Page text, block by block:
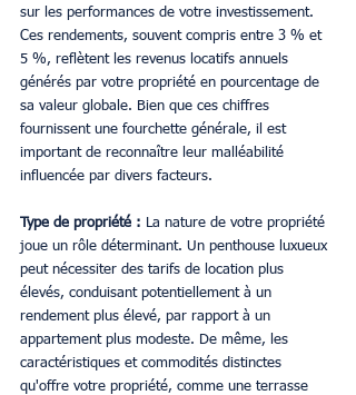
sur les performances de votre investissement.
Ces rendements, souvent compris entre 3 % et
5 %, reflètent les revenus locatifs annuels
générés par votre propriété en pourcentage de
sa valeur globale. Bien que ces chiffres
fournissent une fourchette générale, il est
important de reconnaître leur malléabilité
influencée par divers facteurs.
Type de propriété : La nature de votre propriété
joue un rôle déterminant. Un penthouse luxueux
peut nécessiter des tarifs de location plus
élevés, conduisant potentiellement à un
rendement plus élevé, par rapport à un
appartement plus modeste. De même, les
caractéristiques et commodités distinctes
qu'offre votre propriété, comme une terrasse